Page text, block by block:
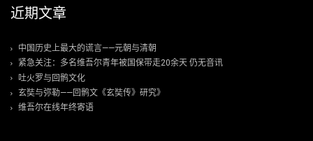
近期文章
中国历史上最大的谎言——元朝与清朝
紧急关注：多名维吾尔青年被国保带走20余天 仍无音讯
吐火罗与回鹘文化
玄奘与弥勒——回鹘文《玄奘传》研究》
维吾尔在线年终寄语